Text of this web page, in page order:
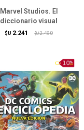
Marvel Studios. El
diccionario visual
$U 2.241 $U 2.490